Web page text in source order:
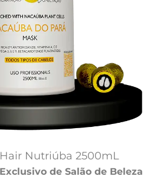
Nutriúba 2500mL
de Salão de Beleza